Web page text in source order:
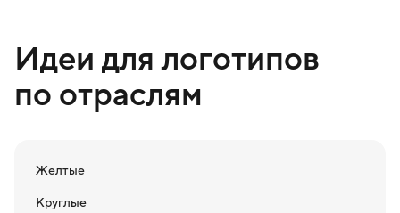
Идеи для логотипов
по отраслям
Желтые
Круглые